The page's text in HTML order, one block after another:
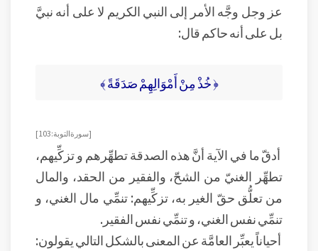
عز وجل وجَّه الأمر إلى النبي الكريم لا على أنه نبيَّ
بل على أنه حاكم قال:
﴿ خُذْ مِنْ أَمْوَالِهِمْ صَدَقَةً ﴾
[ سورة التوبة: 103]
أدقّ ما في الآية أنَّ هذه الصدقة تطهِّرهم و تزكِّيهم،
تطهِّر الغنيّ من الشحّ، والفقير من الحقد، والمال
من تعلُّق حقّ الغير به، تزكِّيهم: تنمِّي مال الغني، و
تنمِّي نفس الغني، و تنمِّي نفس الفقير.
أحياناً يعبِّر العامَّة عن المعنى بالشكل التالي يقولون: